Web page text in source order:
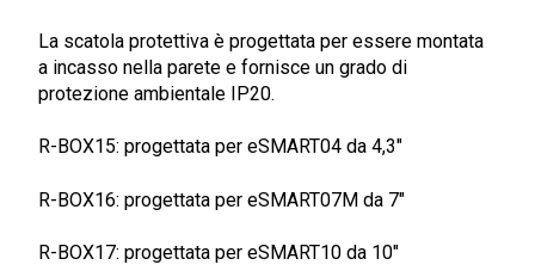
La scatola protettiva è progettata per essere montata
a incasso nella parete e fornisce un grado di
protezione ambientale IP20.
R-BOX15: progettata per eSMART04 da 4,3″
R-BOX16: progettata per eSMART07M da 7″
R-BOX17: progettata per eSMART10 da 10″